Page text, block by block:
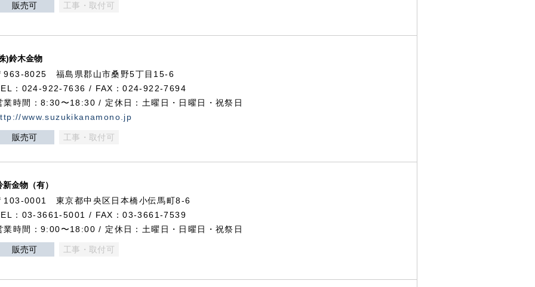
販売可 工事・取付可
)鈴木金物
963-8025 福島県郡山市桑野5丁目15-6
：024-922-7636 / FAX：024-922-7694
業時間：8:30〜18:30 / 定休日：土曜日・日曜日・祝祭日
www.suzukikanamono.jp
販売可 工事・取付可
新金物（有）
103-0001 東京都中央区日本橋小伝馬町8-6
：03-3661-5001 / FAX：03-3661-7539
業時間：9:00〜18:00 / 定休日：土曜日・日曜日・祝祭日
販売可 工事・取付可